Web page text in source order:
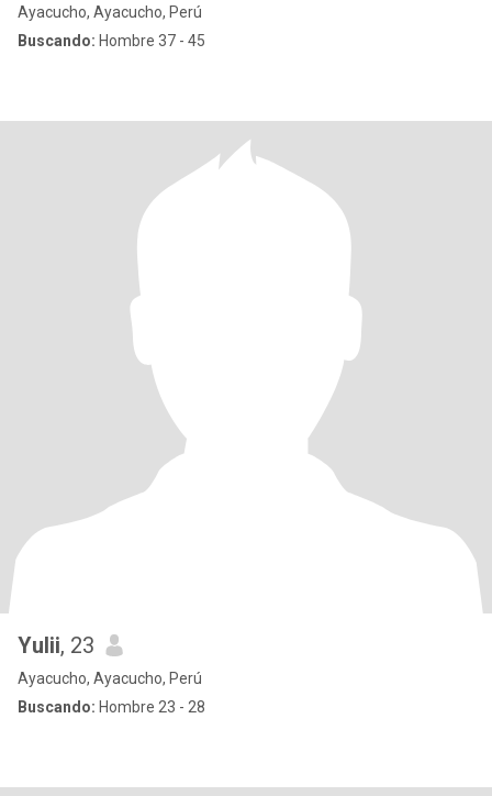
Ayacucho, Ayacucho, Perú
Buscando: Hombre 37 - 45
Yulii, 23
Ayacucho, Ayacucho, Perú
Buscando: Hombre 23 - 28